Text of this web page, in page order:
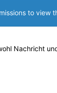
to view
Nachricht